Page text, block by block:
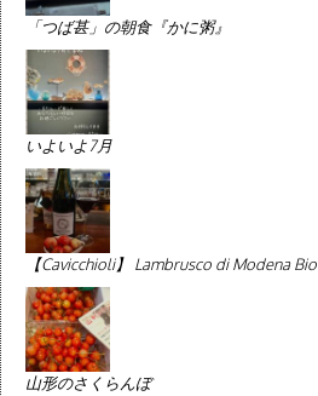
「つば甚」の朝食『かに粥』
いよいよ7月
【Cavicchioli】 Lambrusco di Modena Bio
山形のさくらんぼ